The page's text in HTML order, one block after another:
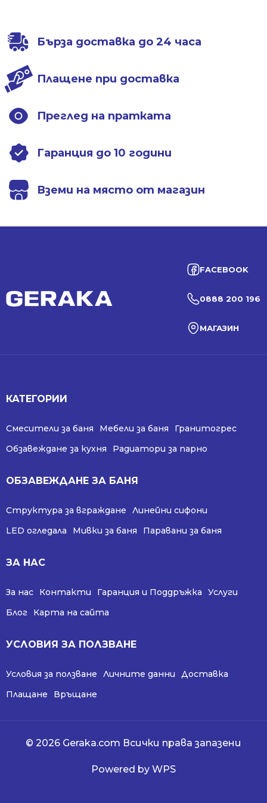
Бърза доставка до 24 часа
Плащене при доставка
Преглед на пратката
Гаранция до 10 години
Вземи на място от магазин
FACEBOOK
0888 200 196
МАГАЗИН
КАТЕГОРИИ
Смесители за баня Мебели за баня
Гранитогрес
Обзавеждане за кухня
Радиатори за парно
ОБЗАВЕЖДАНЕ ЗА БАНЯ
Структура за вграждане
Линейни сифони
LED огледала
Мивки за баня Паравани за баня
ЗА НАС
За нас Контакти Гаранция и Поддръжка
Услуги
Блог
Карта на сайта
УСЛОВИЯ ЗА ПОЛЗВАНЕ
Условия за ползване Личните данни
Доставка
Плащане
Връщане
© 2026 Geraka.com Всички права запазени
Powered by WPS